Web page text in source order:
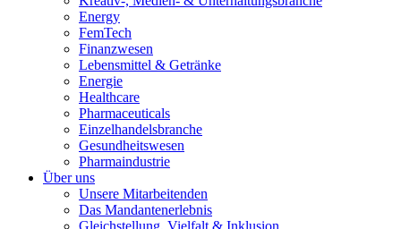
Energy
FemTech
Finanzwesen
Lebensmittel & Getränke
Energie
Healthcare
Pharmaceuticals
Einzelhandelsbranche
Gesundheitswesen
Pharmaindustrie
Über uns
Unsere Mitarbeitenden
Das Mandantenerlebnis
Gleichstellung, Vielfalt & Inklusion